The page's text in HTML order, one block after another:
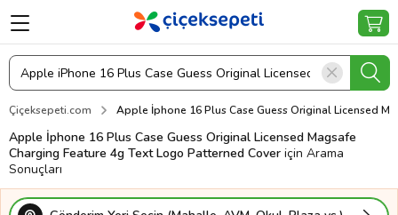
Çiçeksepeti.com Apple İphone 16 Plus Case Guess Original Licensed
Apple İphone 16 Plus Case Guess Original Licensed Magsafe
Charging Feature 4g Text Logo Patterned Cover için Arama
Sonuçları